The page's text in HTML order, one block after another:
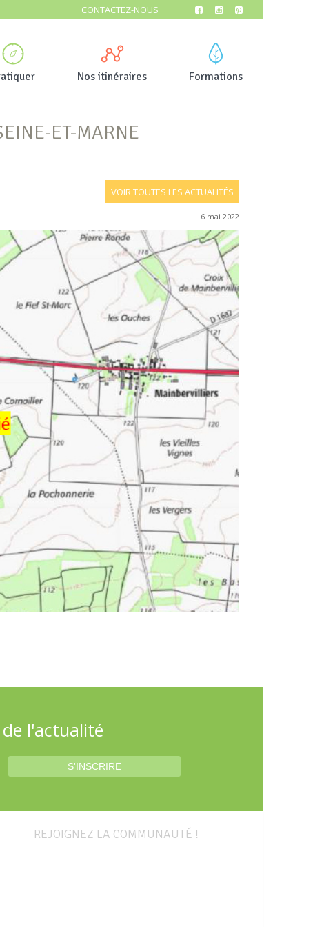
CONTACTEZ-NOUS
Nos itinéraires Formations
ET-MARNE
VOIR TOUTES LES ACTUALITÉS
6 mai 2022
l'actualité
REJOIGNEZ LA COMMUNAUTÉ !